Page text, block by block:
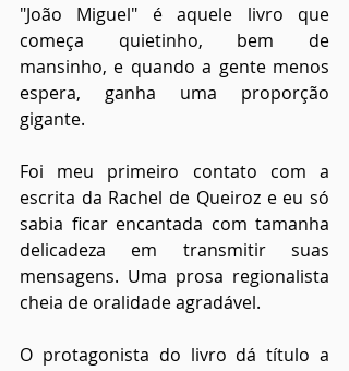
"João Miguel" é aquele livro que
começa quietinho, bem de
mansinho, e quando a gente menos
espera, ganha uma proporção
gigante.
Foi meu primeiro contato com a
escrita da Rachel de Queiroz e eu só
sabia ficar encantada com tamanha
delicadeza em transmitir suas
mensagens. Uma prosa regionalista
cheia de oralidade agradável.
O protagonista do livro dá título a